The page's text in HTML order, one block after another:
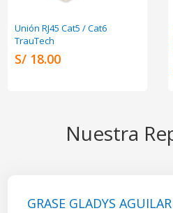
Unión RJ45 Cat5 / Cat6
TrauTech
S/ 18.00
Nuestra
GRASE GLADYS